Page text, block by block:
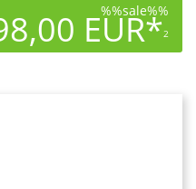
%%sale%%
EUR*2